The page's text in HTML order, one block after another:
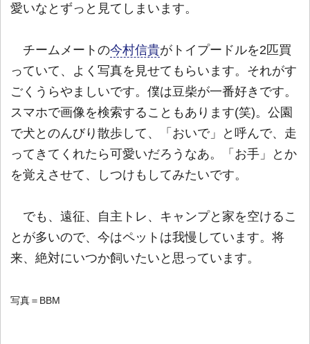
愛いなとずっと見てしまいます。
チームメートの今村信貴がトイプードルを2匹買
っていて、よく写真を見せてもらいます。それがす
ごくうらやましいです。僕は豆柴が一番好きです。
スマホで画像を検索することもあります(笑)。公園
で犬とのんびり散歩して、「おいで」と呼んで、走
ってきてくれたら可愛いだろうなあ。「お手」とか
を覚えさせて、しつけもしてみたいです。
でも、遠征、自主トレ、キャンプと家を空けるこ
とが多いので、今はペットは我慢しています。将
来、絶対にいつか飼いたいと思っています。
写真＝BBM